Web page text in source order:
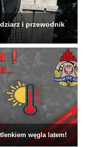
i przewodnik
węgla latem!